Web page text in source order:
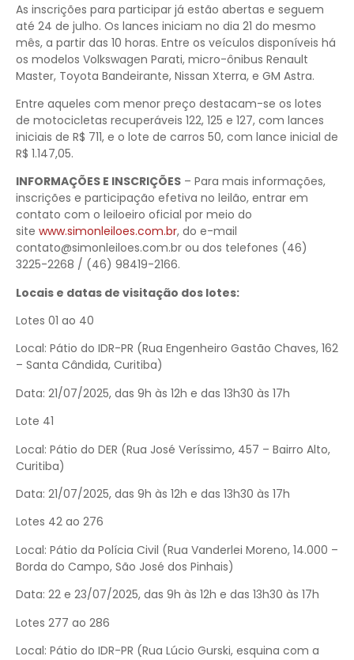
As inscrições para participar já estão abertas e seguem
até 24 de julho. Os lances iniciam no dia 21 do mesmo
mês, a partir das 10 horas. Entre os veículos disponíveis há
os modelos Volkswagen Parati, micro-ônibus Renault
Master, Toyota Bandeirante, Nissan Xterra, e GM Astra.
Entre aqueles com menor preço destacam-se os lotes
de motocicletas recuperáveis 122, 125 e 127, com lances
iniciais de R$ 711, e o lote de carros 50, com lance inicial de
R$ 1.147,05.
INFORMAÇÕES E INSCRIÇÕES – Para mais informações,
inscrições e participação efetiva no leilão, entrar em
contato com o leiloeiro oficial por meio do
site www.simonleiloes.com.br, do e-mail
contato@simonleiloes.com.br ou dos telefones (46)
3225-2268 / (46) 98419-2166.
Locais e datas de visitação dos lotes:
Lotes 01 ao 40
Local: Pátio do IDR-PR (Rua Engenheiro Gastão Chaves, 162
– Santa Cândida, Curitiba)
Data: 21/07/2025, das 9h às 12h e das 13h30 às 17h
Lote 41
Local: Pátio do DER (Rua José Veríssimo, 457 – Bairro Alto,
Curitiba)
Data: 21/07/2025, das 9h às 12h e das 13h30 às 17h
Lotes 42 ao 276
Local: Pátio da Polícia Civil (Rua Vanderlei Moreno, 14.000 –
Borda do Campo, São José dos Pinhais)
Data: 22 e 23/07/2025, das 9h às 12h e das 13h30 às 17h
Lotes 277 ao 286
Local: Pátio do IDR-PR (Rua Lúcio Gurski, esquina com a